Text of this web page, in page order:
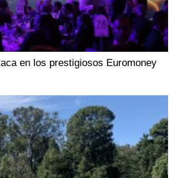
en los prestigiosos Euromoney